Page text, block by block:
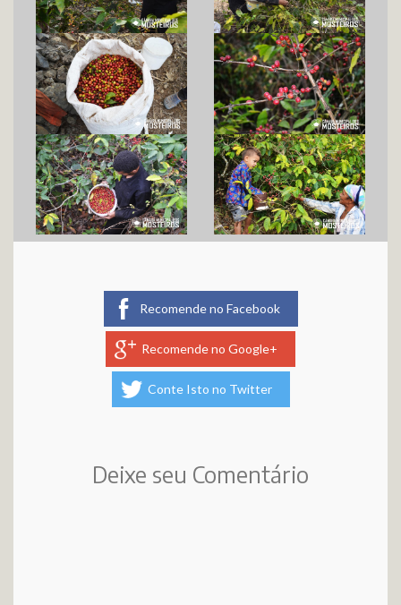
Recomende no Facebook
Recomende no Google+
Conte Isto no Twitter
Deixe seu Comentário